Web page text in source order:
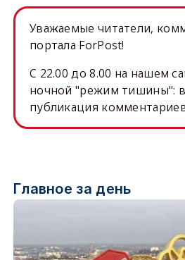
Уважаемые читатели,
портала ForPost!
C 22.00 до 8.00 на нашем
ночной "режим тишины":
публикация
Главное за день